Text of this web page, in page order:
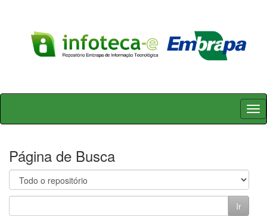
Skip
Página de Busca